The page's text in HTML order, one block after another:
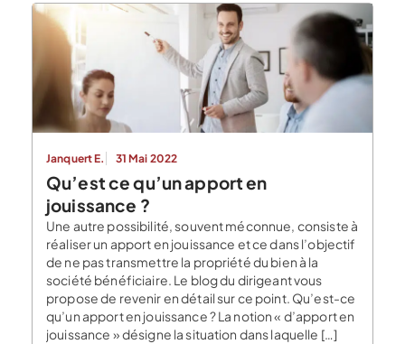
Janquert E. 31 Mai 2022
Qu’est ce qu’un apport en
jouissance ?
Une autre possibilité, souvent méconnue, consiste à
réaliser un apport en jouissance et ce dans l’objectif
de ne pas transmettre la propriété du bien à la
société bénéficiaire. Le blog du dirigeant vous
propose de revenir en détail sur ce point. Qu’est-ce
qu’un apport en jouissance ? La notion « d’apport en
jouissance » désigne la situation dans laquelle […]